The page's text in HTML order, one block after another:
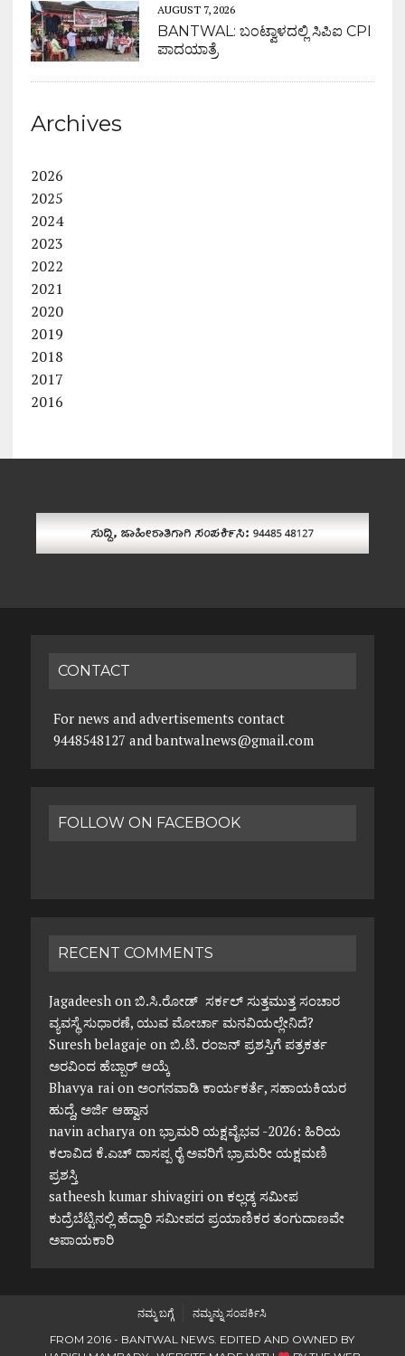
AUGUST 7, 2026
BANTWAL: ಬಂಟ್ವಾಳದಲ್ಲಿ ಸಿಪಿಐ CPI
ಪಾದಯಾತ್ರೆ
Archives
2026
2025
2024
2023
2022
2021
2020
2019
2018
2017
2016
CONTACT
For news and advertisements contact
9448548127 and bantwalnews@gmail.com
FOLLOW ON FACEBOOK
RECENT COMMENTS
Jagadeeshon ಬಿ.ಸಿ.ರೋಡ್ ಸರ್ಕಲ್ ಸುತ್ತಮುತ್ತ ಸಂಚಾರ
ವ್ಯವಸ್ಥೆ ಸುಧಾರಣೆ, ಯುವ ಮೋರ್ಚಾ ಮನವಿಯಲ್ಲೇನಿದೆ?
Suresh belagaje on ಬಿ.ಟಿ. ರಂಜನ್ ಪ್ರಶಸ್ತಿಗೆ ಪತ್ರಕರ್ತ
ಅರವಿಂದ ಹೆಬ್ಬಾರ್ ಆಯ್ಕೆ
Bhavya raion ಅಂಗನವಾಡಿ ಕಾರ್ಯಕರ್ತೆ, ಸಹಾಯಕಿಯರ
ಹುದ್ದೆ, ಅರ್ಜಿ ಆಹ್ವಾನ
navin acharya on ಭ್ರಾಮರಿ ಯಕ್ಷವೈಭವ -2026: ಹಿರಿಯ
ಕಲಾವಿದ ಕೆ.ಎಚ್ ದಾಸಪ್ಪ ರೈ ಅವರಿಗೆ ಭ್ರಾಮರೀ ಯಕ್ಷಮಣಿ
ಪ್ರಶಸ್ತಿ
satheesh kumar shivagirion ಕಲ್ಲಡ್ಕ ಸಮೀಪ
ಕುದ್ರೆಬೆಟ್ಟಿನಲ್ಲಿ ಹೆದ್ದಾರಿ ಸಮೀಪದ ಪ್ರಯಾಣಿಕರ ತಂಗುದಾಣವೇ
ಅಪಾಯಕಾರಿ
ನಮ್ಮ ಬಗ್ಗೆ
ನಮ್ಮನ್ನು ಸಂಪರ್ಕಿಸಿ
FROM 2016 - BANTWAL NEWS. EDITED AND OWNED BY